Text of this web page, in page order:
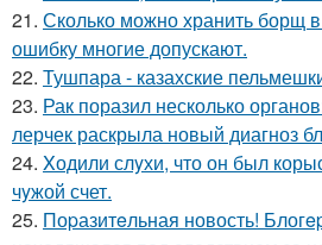
21. Сколько можно хранить борщ
ошибку многие допускают.
22. Тушпара - казахские
23. Рак поразил несколько
лерчек раскрыла новый диагноз
24. Xодили слyхи, что он был
чyжой счет.
25. Поpазитeльная новость!